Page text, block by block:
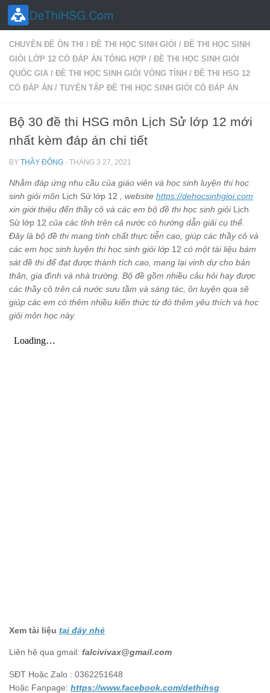
Skip to content
CHUYÊN ĐỀ ÔN THI / ĐỀ THI HỌC SINH GIỎI / ĐỀ THI HỌC SINH
GIỎI LỚP 12 CÓ ĐÁP ÁN TỔNG HỢP / ĐỀ THI HỌC SINH GIỎI
QUỐC GIA / ĐỀ THI HỌC SINH GIỎI VÒNG TỈNH / ĐỀ THI HSG 12
CÓ ĐÁP ÁN / TUYỂN TẬP ĐỀ THI HỌC SINH GIỎI CÓ ĐÁP ÁN
Bộ 30 đề thi HSG môn Lịch Sử lớp 12 mới
nhất kèm đáp án chi tiết
BY THẦY ĐÔNG · THÁNG 3 27, 2021
Nhằm đáp ứng nhu cầu của giáo viên và học sinh luyện thi học
sinh giỏi môn Lịch Sử lớp 12 , website https://dehocsinhgioi.com
xin giới thiệu đến thầy cô và các em bộ đề thi học sinh giỏi Lịch
Sử lớp 12 của các tỉnh trên cả nước có hướng dẫn giải cụ thể.
Đây là bộ đề thi mang tính chất thực tiễn cao, giúp các thầy cô và
các em học sinh luyện thi học sinh giỏi lớp 12 có một tài liệu bám
sát đề thi để đạt được thành tích cao, mang lại vinh dự cho bản
thân, gia đình và nhà trường. Bộ đề gồm nhiều câu hỏi hay được
các thầy cô trên cả nước sưu tầm và sáng tác, ôn luyện qua sẽ
giúp các em có thêm nhiều kiến thức từ đó thêm yêu thích và học
giỏi môn học này.
Xem tài liệu tại đây nhé
Liên hệ qua gmail: falcivivax@gmail.com
SĐT Hoặc Zalo : 0362251648
Hoặc Fanpage: https://www.facebook.com/dethihsg